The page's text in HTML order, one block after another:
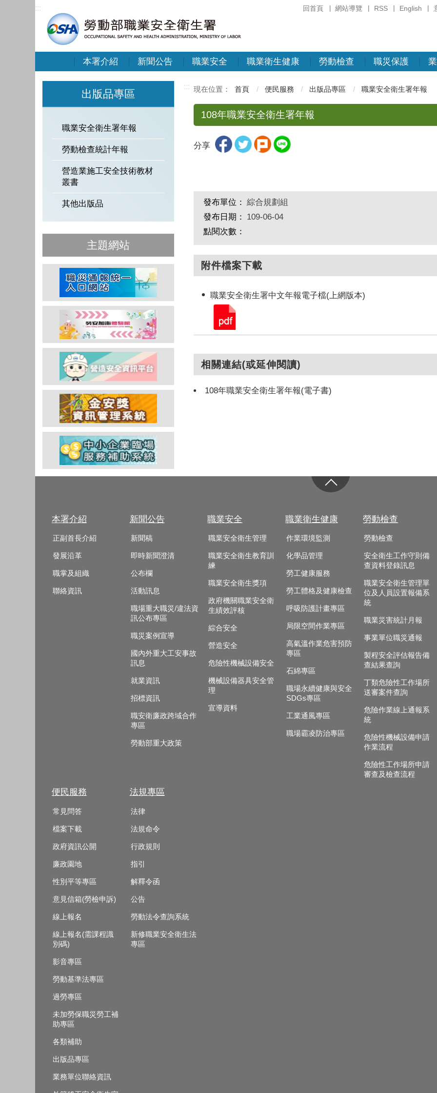
回首頁 網站導覽 RSS English
:::
本署介紹 新聞公告 職業安全 職業衛生健康 勞動檢查 職災保護
出版品專區
職業安全衛生署年報
勞動檢查統計年報
營造業施工安全技術教材
叢書
其他出版品
主題網站
::: 首頁 便民服務 出版品專區 職業安全衛生署年報
108年職業安全衛生署年報
分享
發布單位： 綜合規劃組
發布日期：
109-06-04
點閱次數：
附件檔案下載
職業安全衛生署中文年報電子檔(上網版本)
相關連結(或延伸閱讀)
108年職業安全衛生署年報(電子書)
本署介紹
正副首長介紹
發展沿革
職掌及組織
聯絡資訊
新聞公告
新聞稿
即時新聞澄清
公布欄
活動訊息
職場重大職災/違法資
訊公布專區
職災案例宣導
國內外重大工安事故
訊息
就業資訊
招標資訊
職安衛廉政跨域合作
專區
勞動部重大政策
職業安全
職業安全衛生管理
職業安全衛生教育訓
練
職業安全衛生獎項
政府機關職業安全衛
生績效評核
綜合安全
營造安全
危險性機械設備安全
機械設備器具安全管
理
宣導資料
職業衛生健康
作業環境監測
化學品管理
勞工健康服務
勞工體格及健康檢查
呼吸防護計畫專區
局限空間作業專區
高氣溫作業危害預防
專區
石綿專區
職場永續健康與安全
SDGs專區
工業通風專區
職場霸凌防治專區
勞動檢查
勞動檢查
安全衛生工作守則備
查資料登錄訊息
職業安全衛生管理單
位及人員設置報備系
統
職業災害統計月報
事業單位職災通報
製程安全評估報告備
查結果查詢
丁類危險性工作場所
送審案件查詢
危險作業線上通報系
統
危險性機械設備申請
作業流程
危險性工作場所申請
審查及檢查流程
便民服務
常見問答
檔案下載
政府資訊公開
廉政園地
性別平等專區
意見信箱(勞檢申訴)
線上報名
線上報名(需課程識
別碼)
影音專區
勞動基準法專區
過勞專區
未加勞保職災勞工補
助專區
各類補助
出版品專區
業務單位聯絡資訊
法規專區
法律
法規命令
行政規則
指引
解釋令函
公告
勞動法令查詢系統
新修職業安全衛生法
專區